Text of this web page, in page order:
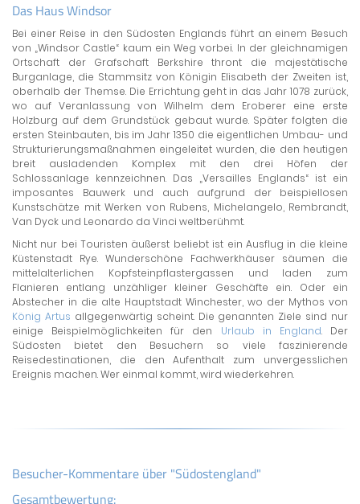
Das Haus Windsor
Bei einer Reise in den Südosten Englands führt an einem Besuch
von „Windsor Castle“ kaum ein Weg vorbei. In der gleichnamigen
Ortschaft der Grafschaft Berkshire thront die majestätische
Burganlage, die Stammsitz von Königin Elisabeth der Zweiten ist,
oberhalb der Themse. Die Errichtung geht in das Jahr 1078 zurück,
wo auf Veranlassung von Wilhelm dem Eroberer eine erste
Holzburg auf dem Grundstück gebaut wurde. Später folgten die
ersten Steinbauten, bis im Jahr 1350 die eigentlichen Umbau- und
Strukturierungsmaßnahmen eingeleitet wurden, die den heutigen
breit ausladenden Komplex mit den drei Höfen der
Schlossanlage kennzeichnen. Das „Versailles Englands“ ist ein
imposantes Bauwerk und auch aufgrund der beispiellosen
Kunstschätze mit Werken von Rubens, Michelangelo, Rembrandt,
Van Dyck und Leonardo da Vinci weltberühmt.
Nicht nur bei Touristen äußerst beliebt ist ein Ausflug in die kleine
Küstenstadt Rye. Wunderschöne Fachwerkhäuser säumen die
mittelalterlichen Kopfsteinpflastergassen und laden zum
Flanieren entlang unzähliger kleiner Geschäfte ein. Oder ein
Abstecher in die alte Hauptstadt Winchester, wo der Mythos von
König Artus allgegenwärtig scheint. Die genannten Ziele sind nur
einige Beispielmöglichkeiten für den Urlaub in England. Der
Südosten bietet den Besuchern so viele faszinierende
Reisedestinationen, die den Aufenthalt zum unvergesslichen
Ereignis machen. Wer einmal kommt, wird wiederkehren.
Besucher-Kommentare über "Südostengland"
Gesamtbewertung: